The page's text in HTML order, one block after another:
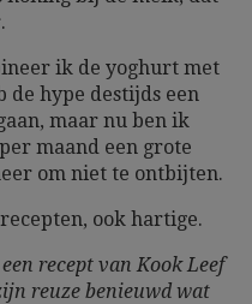
ik de yoghurt met
de hype destijds een
maar nu ben ik
maand een grote
om niet te ontbijten.
ook hartige.
recept van Kook Leef
reuze benieuwd wat